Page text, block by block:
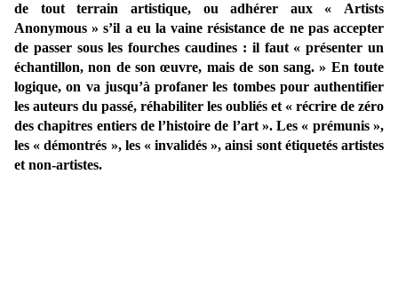
de tout terrain artistique, ou adhérer aux « Artists
Anonymous » s’il a eu la vaine résistance de ne pas accepter
de passer sous les fourches caudines : il faut « présenter un
échantillon, non de son œuvre, mais de son sang. » En toute
logique, on va jusqu’à profaner les tombes pour authentifier
les auteurs du passé, réhabiliter les oubliés et « récrire de zéro
des chapitres entiers de l’histoire de l’art ». Les « prémunis »,
les « démontrés », les « invalidés », ainsi sont étiquetés artistes
et non-artistes.